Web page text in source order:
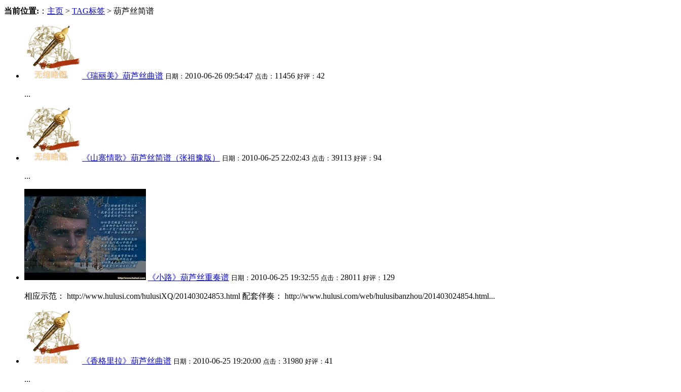
当前位置: ： 主页 > TAG标签 > 葫芦丝简谱
《瑞丽美》葫芦丝曲谱 日期： 2010-06-26 09:54:47 点击： 11456 好评： 42
...
《山寨情歌》葫芦丝简谱（张祖豫版） 日期： 2010-06-25 22:02:43 点击： 39113 好评： 94
...
《小路》葫芦丝重奏谱 日期： 2010-06-25 19:32:55 点击： 28011 好评： 129
相应示范： http://www.hulusi.com/hulusiXQ/201403024853.html 配套伴奏： http://www.hulusi.com/web/hulusibanzhou/201403024854.html...
《香格里拉》葫芦丝曲谱 日期： 2010-06-25 19:20:00 点击： 31980 好评： 41
...